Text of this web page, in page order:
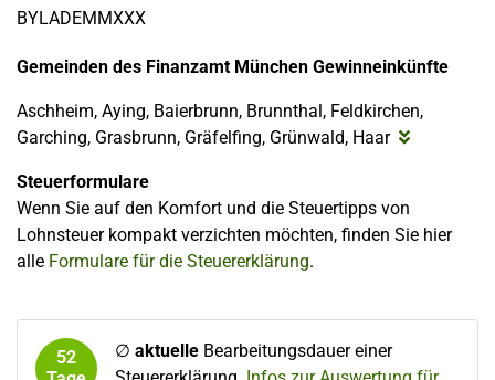
BYLADEMMXXX
Gemeinden des Finanzamt München Gewinneinkünfte
Aschheim, Aying, Baierbrunn, Brunnthal, Feldkirchen,
Garching, Grasbrunn, Gräfelfing, Grünwald, Haar
Steuerformulare
Wenn Sie auf den Komfort und die Steuertipps von
Lohnsteuer kompakt verzichten möchten, finden Sie hier
alle Formulare für die Steuererklärung.
52
∅ aktuelle Bearbeitungsdauer einer